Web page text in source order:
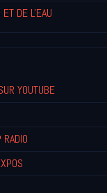
DE L'EAU
YOUTUBE